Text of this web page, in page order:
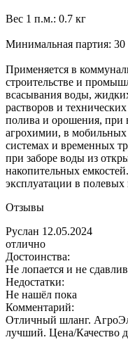
Вес 1 п.м.: 0.7 кг
Минимальная партия: 30
Применяется в
строительстве и
всасывания воды,
растворов и
полива и орошения, при
агрохимии, в
системах и временных
при заборе воды из
накопительных
эксплуатации в
Отзывы
Руслан 12.05.2024
отлично
Достоинства:
Не лопается и не
Недостатки:
Не нашёл пока
Комментарий:
Отличный шланг.
лучший. Цена/Качество